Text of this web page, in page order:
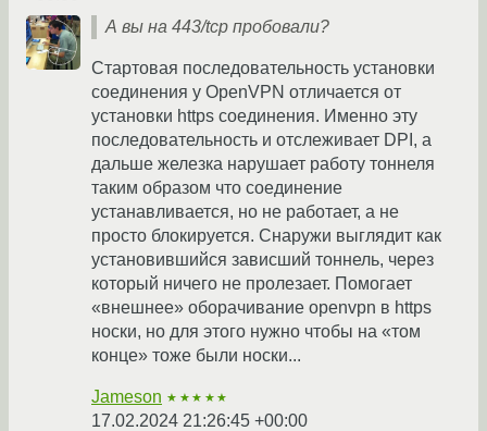
А вы на 443/tcp пробовали?
Стартовая последовательность установки
соединения у OpenVPN отличается от
установки https соединения. Именно эту
последовательность и отслеживает DPI, а
дальше железка нарушает работу тоннеля
таким образом что соединение
устанавливается, но не работает, а не
просто блокируется. Снаружи выглядит как
установившийся зависший тоннель, через
который ничего не пролезает. Помогает
«внешнее» оборачивание openvpn в https
носки, но для этого нужно чтобы на «том
конце» тоже были носки...
Jameson ★★★★★
17.02.2024 21:26:45 +00:00